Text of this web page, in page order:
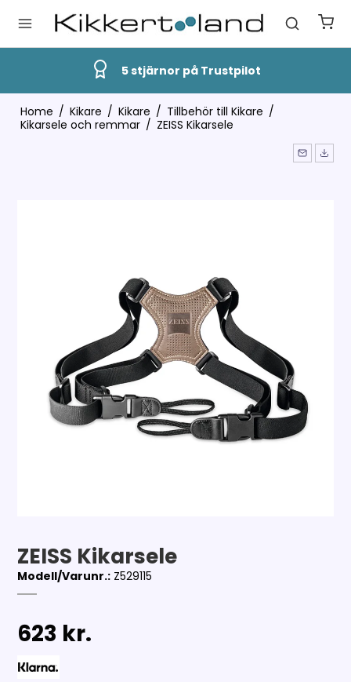
5 stjärnor på Trustpilot
Home / Kikare / Kikare / Tillbehör till Kikare /
Kikarsele och remmar / ZEISS Kikarsele
ZEISS Kikarsele
Modell/Varunr.: Z529115
623 kr.